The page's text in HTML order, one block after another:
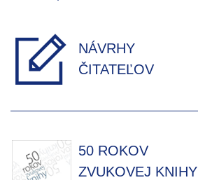
NÁVRHY
ČITATEĽOV
50 ROKOV
ZVUKOVEJ KNIHY